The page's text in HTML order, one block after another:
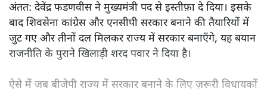
अंतत: देवेंद्र फडणवीस ने मुख्यमंत्री पद से इस्तीफ़ा दे दिया। इसके
बाद शिवसेना कांग्रेस और एनसीपी सरकार बनाने की तैयारियों में
जुट गए और तीनों दल मिलकर राज्य में सरकार बनाएँगे, यह बयान
राजनीति के पुराने खिलाड़ी शरद पवार ने दिया है।
ऐसे में जब बीजेपी राज्य में सरकार बनाने के लिए ज़रूरी विधायकों